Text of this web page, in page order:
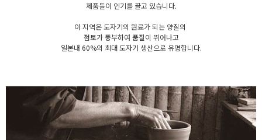
제품들이 인기를 끌고 있습니다.
이 지역은 도자기의 원료가 되는 양질의
점토가 풍부하여 품질이 뛰어나고
일본내 60%의 최대 도자기 생산으로 유명합니다.